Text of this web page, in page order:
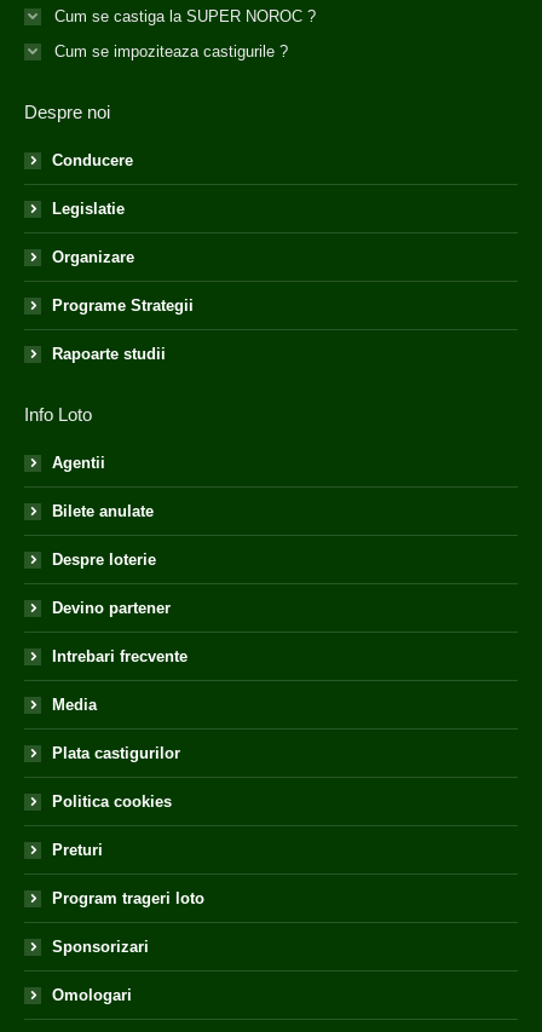
Cum se castiga la SUPER NOROC ?
Cum se impoziteaza castigurile ?
Despre noi
Conducere
Legislatie
Organizare
Programe Strategii
Rapoarte studii
Info Loto
Agentii
Bilete anulate
Despre loterie
Devino partener
Intrebari frecvente
Media
Plata castigurilor
Politica cookies
Preturi
Program trageri loto
Sponsorizari
Omologari